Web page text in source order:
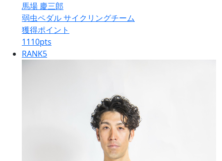
馬場 慶三郎
弱虫ペダル サイクリングチーム
獲得ポイント
1110pts
RANK5